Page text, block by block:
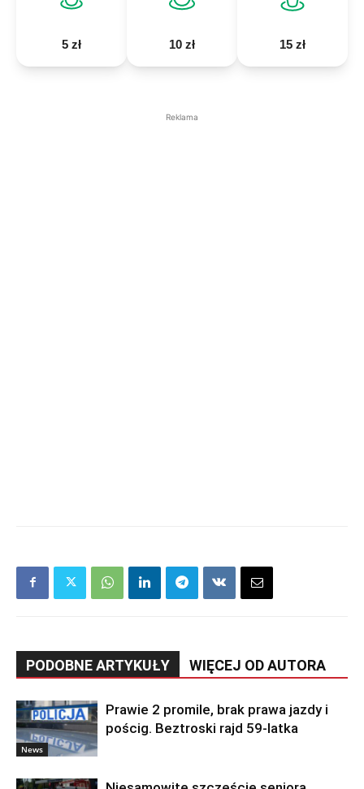
5 zł 10 zł 15 zł
Reklama
PODOBNE ARTYKUŁY WIĘCEJ OD AUTORA
News
Prawie 2 promile, brak prawa jazdy i
pościg. Beztroski rajd 59-latka